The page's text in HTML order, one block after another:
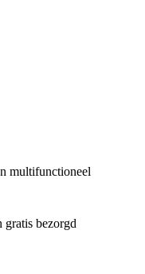
multifunctioneel
gratis bezorgd